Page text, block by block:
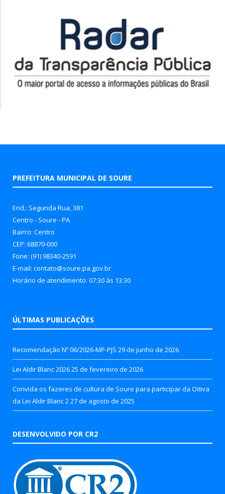
PREFEITURA MUNICIPAL DE SOURE
End.: Segunda Rua, 381
Centro - Soure - PA
Bairro: Centro
CEP: 68870-000
Fone: (91) 98340-2591
E-mail: contato@soure.pa.gov.br
Horário de atendimento: 07:30 às 13:30
ÚLTIMAS PUBLICAÇÕES
Recomendação Nº 06/2026-MP-PJS 29 de junho de 2026
Lei Aldir Blanc 202625 de fevereiro de 2026
Convida os fazeres de cultura de Soure para participar da Oitiva
da Lei Aldir Blanc 227 de agosto de 2025
DESENVOLVIDO POR CR2